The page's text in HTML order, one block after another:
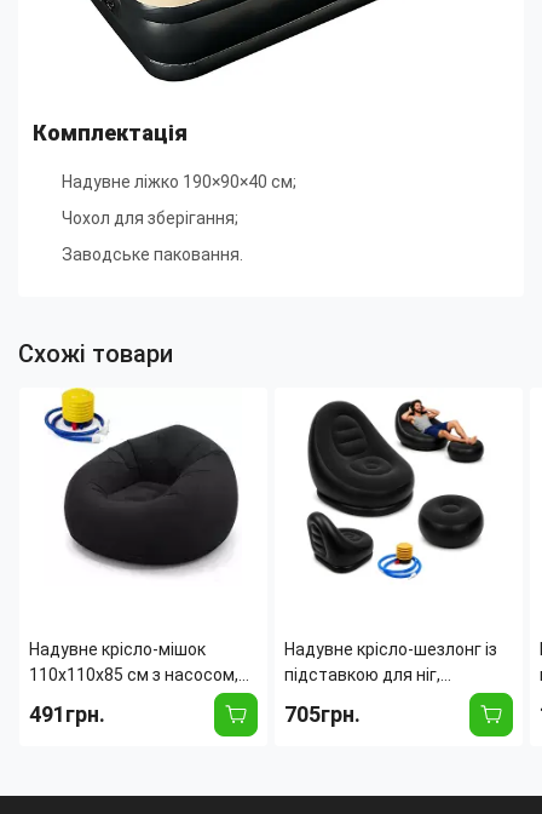
Комплектація
Надувне ліжко 190×90×40 см;
Чохол для зберігання;
Заводське паковання.
Схожі товари
Надувне крісло-мішок
110х110х85 см з насосом,
велюрове флоковане крісло
для відпочинку, темно-синє
491грн.
Надувне крісло-шезлонг із
підставкою для ніг,
надувною пуф-крісло для
відпочинку, дому та пляжу
705грн.